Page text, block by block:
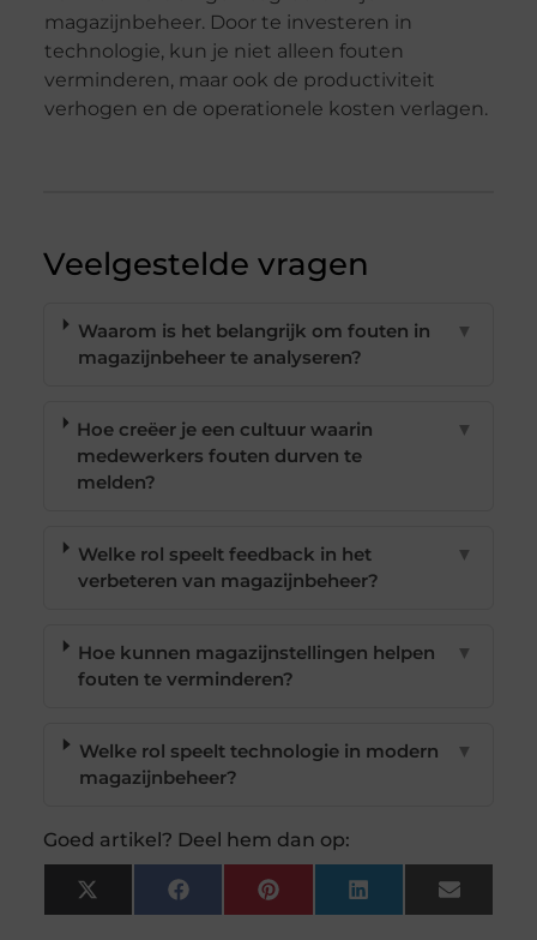
magazijnbeheer. Door te investeren in
technologie, kun je niet alleen fouten
verminderen, maar ook de productiviteit
verhogen en de operationele kosten verlagen.
Veelgestelde vragen
Waarom is het belangrijk om fouten in
magazijnbeheer te analyseren?
▼
Hoe creëer je een cultuur waarin
medewerkers fouten durven te
melden?
▼
Welke rol speelt feedback in het
verbeteren van magazijnbeheer?
▼
Hoe kunnen magazijnstellingen helpen
fouten te verminderen?
▼
Welke rol speelt technologie in modern
magazijnbeheer?
▼
Goed artikel? Deel hem dan op:
X
(Twitter)
FacebookPinterest LinkedIn Email